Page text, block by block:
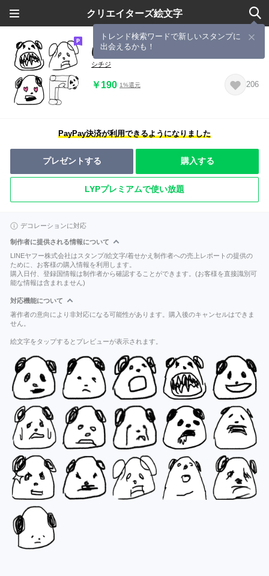
クリエイターズ絵文字
トレンド検索ワードで新しいスタンプに
出会えるかも！
はてしなくパンダ
シチジ
￥190 1%還元 206
PayPay決済が利用できるようになりました
プレゼントする 購入する
LYPプレミアムで使い放題
デコレーションに対応
制作者に提供される情報について
LINEヤフー株式会社はスタンプ/絵文字/着せかえ制作者への売上レポートの提供の
ために、お客様の購入情報を利用します。
購入日付、登録国情報は制作者から確認することができます。(お客様を直接識別可
能な情報は含まれません)
対応機能について
著作者の意向により非対応になる可能性があります。購入後のキャンセルはできま
せん。
絵文字をタップするとプレビューが表示されます。